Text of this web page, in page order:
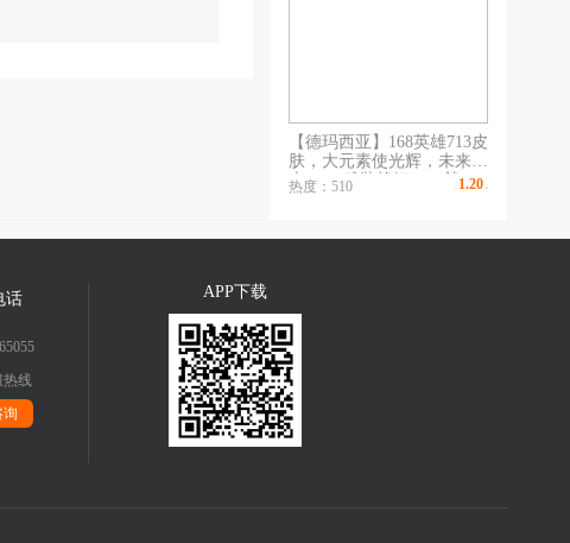
【德玛西亚】168英雄713皮
肤，大元素使光辉，未来战
士EZ，武装战姬，DJ娑
娜，至臻（女警，薇恩，小
克斯（波比，炸弹人，大
热度：510 1.20
话
热线
询
APP下载